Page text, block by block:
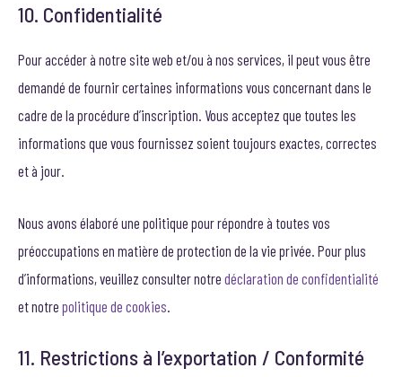
10. Confidentialité
Pour accéder à notre site web et/ou à nos services, il peut vous être
demandé de fournir certaines informations vous concernant dans le
cadre de la procédure d’inscription. Vous acceptez que toutes les
informations que vous fournissez soient toujours exactes, correctes
et à jour.
Nous avons élaboré une politique pour répondre à toutes vos
préoccupations en matière de protection de la vie privée. Pour plus
d’informations, veuillez consulter notre déclaration de confidentialité
et notre politique de cookies
11. Restrictions à l’exportation / Conformité